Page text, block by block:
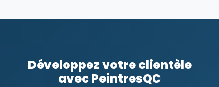
Développez votre clientèle
avec PeintresQC